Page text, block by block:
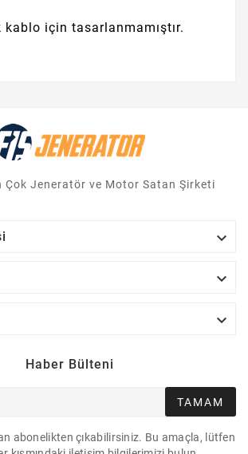
kablo için tasarlanmamıştır.
Çok Jeneratör ve Motor Satan Şirketi



Haber Bülteni
TAMAM
abonelikten çıkabilirsiniz. Bu amaçla, lütfen